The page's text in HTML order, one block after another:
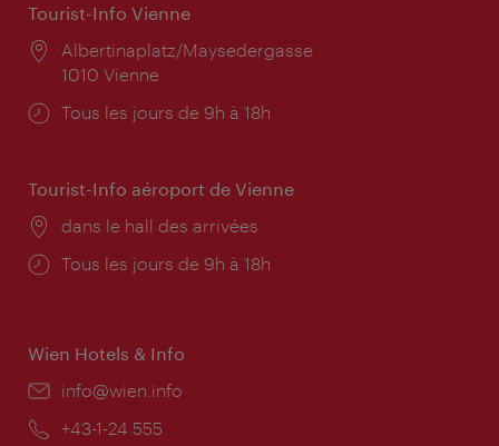
Tourist-Info Vienne
Lieu:
Albertinaplatz/Maysedergasse
1010 Vienne
Horaires
Tous les jours de 9h à 18h
Tourist-Info aéroport de Vienne
Lieu:
dans le hall des arrivées
Horaires
Tous les jours de 9h à 18h
Wien Hotels & Info
E-
info@wien.info
Téléphone:
+43-1-24 555